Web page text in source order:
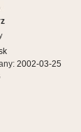
2002-03-25